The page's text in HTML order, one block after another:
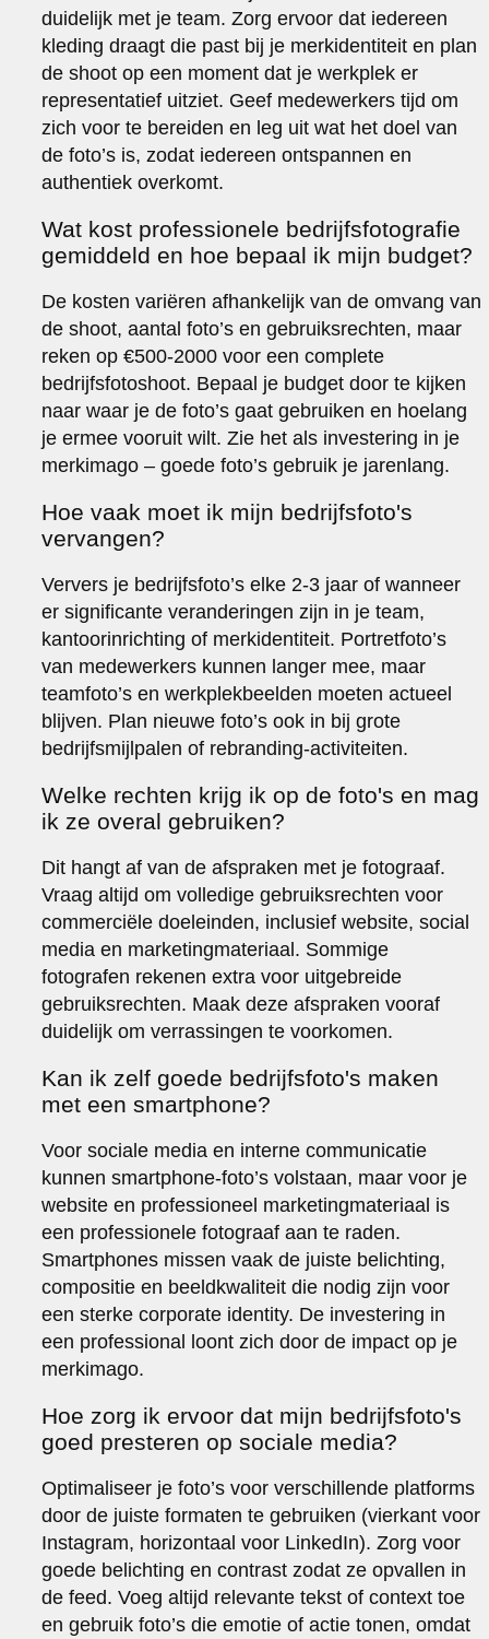
duidelijk met je team. Zorg ervoor dat iedereen
kleding draagt die past bij je merkidentiteit en plan
de shoot op een moment dat je werkplek er
representatief uitziet. Geef medewerkers tijd om
zich voor te bereiden en leg uit wat het doel van
de foto’s is, zodat iedereen ontspannen en
authentiek overkomt.
Wat kost professionele bedrijfsfotografie
gemiddeld en hoe bepaal ik mijn budget?
De kosten variëren afhankelijk van de omvang van
de shoot, aantal foto’s en gebruiksrechten, maar
reken op €500-2000 voor een complete
bedrijfsfotoshoot. Bepaal je budget door te kijken
naar waar je de foto’s gaat gebruiken en hoelang
je ermee vooruit wilt. Zie het als investering in je
merkimago – goede foto’s gebruik je jarenlang.
Hoe vaak moet ik mijn bedrijfsfoto's
vervangen?
Ververs je bedrijfsfoto’s elke 2-3 jaar of wanneer
er significante veranderingen zijn in je team,
kantoorinrichting of merkidentiteit. Portretfoto’s
van medewerkers kunnen langer mee, maar
teamfoto’s en werkplekbeelden moeten actueel
blijven. Plan nieuwe foto’s ook in bij grote
bedrijfsmijlpalen of rebranding-activiteiten.
Welke rechten krijg ik op de foto's en mag
ik ze overal gebruiken?
Dit hangt af van de afspraken met je fotograaf.
Vraag altijd om volledige gebruiksrechten voor
commerciële doeleinden, inclusief website, social
media en marketingmateriaal. Sommige
fotografen rekenen extra voor uitgebreide
gebruiksrechten. Maak deze afspraken vooraf
duidelijk om verrassingen te voorkomen.
Kan ik zelf goede bedrijfsfoto's maken
met een smartphone?
Voor sociale media en interne communicatie
kunnen smartphone-foto’s volstaan, maar voor je
website en professioneel marketingmateriaal is
een professionele fotograaf aan te raden.
Smartphones missen vaak de juiste belichting,
compositie en beeldkwaliteit die nodig zijn voor
een sterke corporate identity. De investering in
een professional loont zich door de impact op je
merkimago.
Hoe zorg ik ervoor dat mijn bedrijfsfoto's
goed presteren op sociale media?
Optimaliseer je foto’s voor verschillende platforms
door de juiste formaten te gebruiken (vierkant voor
Instagram, horizontaal voor LinkedIn). Zorg voor
goede belichting en contrast zodat ze opvallen in
de feed. Voeg altijd relevante tekst of context toe
en gebruik foto’s die emotie of actie tonen, omdat